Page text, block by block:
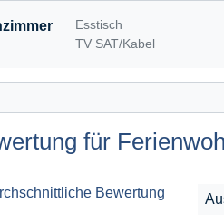
Esstisch
TV SAT/Kabel
für
Bewertung